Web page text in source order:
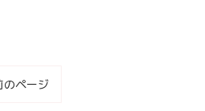
のページ